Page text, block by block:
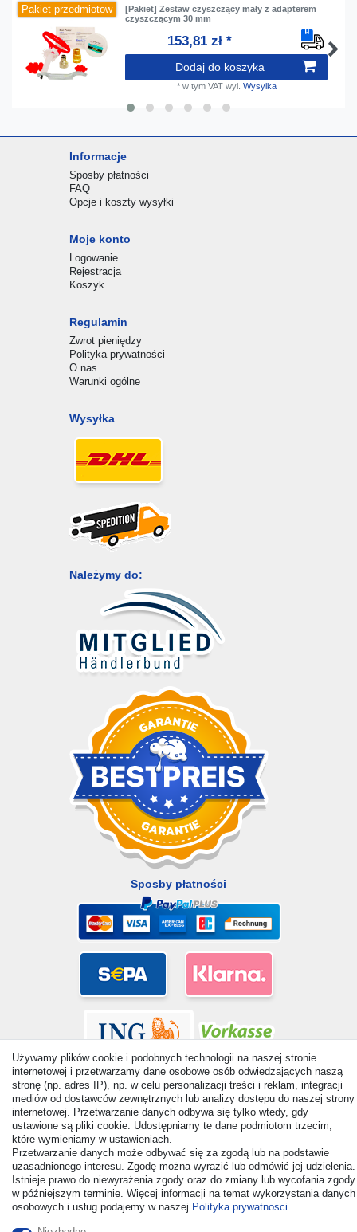
Pakiet przedmiotow
[Pakiet] Zestaw czyszczący mały z adapterem
czyszczącym 30 mm
153,81 zł *
Dodaj do koszyka
* w tym VATwyl. Wysylka
Informacje
Sposby płatności
FAQ
Opcje i koszty wysyłki
Moje konto
Logowanie
Rejestracja
Koszyk
Regulamin
Zwrot pieniędzy
Polityka prywatności
O nas
Warunki ogólne
Wysyłka
Należymy do:
Sposby płatności
© Copyright 2026 | Wszelkie prawa zastrzezone. - All rights
reserved. Prices incl. VAT. 19% VAT Basic prices see article detail
| * Applies to deliveries to the UK!
Używamy plików cookie i podobnych technologii na naszej stronie
internetowej i przetwarzamy dane osobowe osób odwiedzających naszą
stronę (np. adres IP), np. w celu personalizacji treści i reklam, integracji
mediów od dostawców zewnętrznych lub analizy dostępu do naszej strony
internetowej. Przetwarzanie danych odbywa się tylko wtedy, gdy
ustawione są pliki cookie. Udostępniamy te dane podmiotom trzecim,
które wymieniamy w ustawieniach.
Przetwarzanie danych może odbywać się za zgodą lub na podstawie
uzasadnionego interesu. Zgodę można wyrazić lub odmówić jej udzielenia.
Istnieje prawo do niewyrażenia zgody oraz do zmiany lub wycofania zgody
w późniejszym terminie. Więcej informacji na temat wykorzystania danych
osobowych i usług podajemy w naszej Polityka prywatnosci.
Odstąp od umowy tutaj Kontakt